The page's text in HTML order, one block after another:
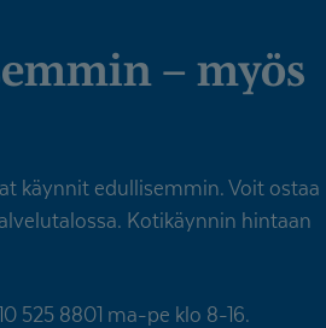
käynnit edullisemmin. Voit ostaa
Kotikäynnin hintaan
525 8801 ma-pe klo 8-16.